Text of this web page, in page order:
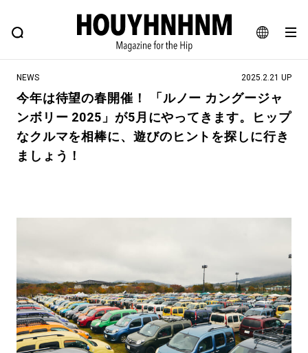
JA
EN
FEATURE BLOG SNAP
ヒップなファッション、カルチャー、ライフスタイルWEBマガジン
#注目のタグ
#SHOPPING ADDICT
#路地裏てぃーん。 #MONTHLY JOURNAL
#AH.H
#ととけん #FASHION #MUSIC #MOVIE
#LIFESTYLE #SNEAKER #OUTDOOR
#SPORTS #HANDSOME HANDBOOK
NEWS 2025.2.21 UP
今年は待望の春開催！ 「ルノー カングージャ
ンボリー 2025」が5月にやってきます。ヒップ
なクルマを相棒に、遊びのヒントを探しに行き
ましょう！